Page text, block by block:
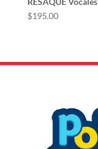
$195.00